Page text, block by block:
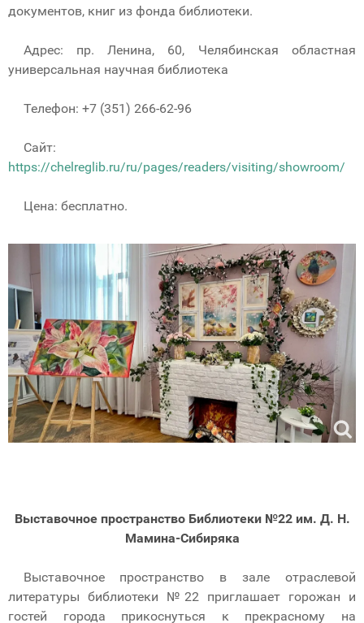
документов, книг из фонда библиотеки.
Адрес: пр. Ленина, 60, Челябинская областная
универсальная научная библиотека
Телефон: +7 (351) 266-62-96
Сайт:
https://chelreglib.ru/ru/pages/readers/visiting/showroom/
Цена: бесплатно.
Выставочное пространство Библиотеки №22 им. Д. Н.
Мамина-Сибиряка
Выставочное пространство в зале отраслевой
литературы библиотеки №22 приглашает горожан и
гостей города прикоснуться к прекрасному на